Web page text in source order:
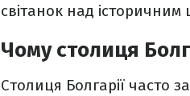
світанок над історичним
Чому столиця
Столиця Болгарії часто